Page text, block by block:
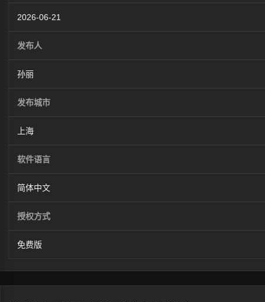
2026-06-21
发布人
孙丽
发布城市
上海
软件语言
简体中文
授权方式
免费版